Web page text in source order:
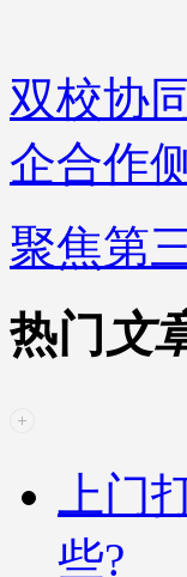
双校协
企合作
聚焦第
热门 文
上门
些?